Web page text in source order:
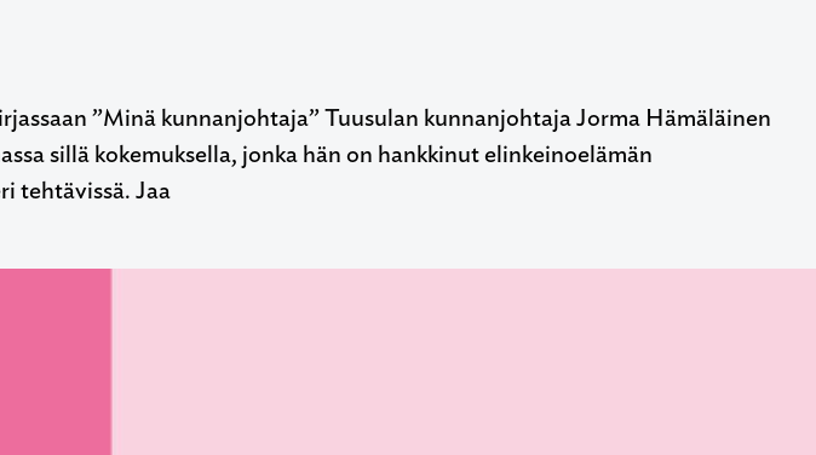
”Minä kunnanjohtaja” Tuusulan kunnanjohtaja Jorma Hämäläinen
sillä kokemuksella, jonka hän on hankkinut elinkeinoelämän
tehtävissä. Jaa